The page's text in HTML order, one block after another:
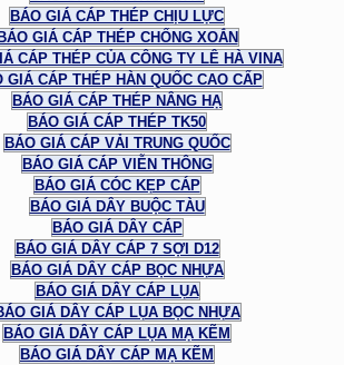
BÁO GIÁ CÁP THÉP CHỊU LỰC
GIÁ CÁP THÉP CHỐNG XOẮN
CÁP THÉP CỦA CÔNG TY LÊ HÀ VINA
GIÁ CÁP THÉP HÀN QUỐC CAO CẤP
BÁO GIÁ CÁP THÉP NÂNG HẠ
BÁO GIÁ CÁP THÉP TK50
BÁO GIÁ CÁP VẢI TRUNG QUỐC
BÁO GIÁ CÁP VIỄN THÔNG
BÁO GIÁ CÓC KẸP CÁP
BÁO GIÁ DÂY BUỘC TÀU
BÁO GIÁ DÂY CÁP
BÁO GIÁ DÂY CÁP 7 SỢI D12
BÁO GIÁ DÂY CÁP BỌC NHỰA
BÁO GIÁ DÂY CÁP LỤA
GIÁ DÂY CÁP LỤA BỌC NHỰA
BÁO GIÁ DÂY CÁP LỤA MẠ KẼM
BÁO GIÁ DÂY CÁP MẠ KẼM